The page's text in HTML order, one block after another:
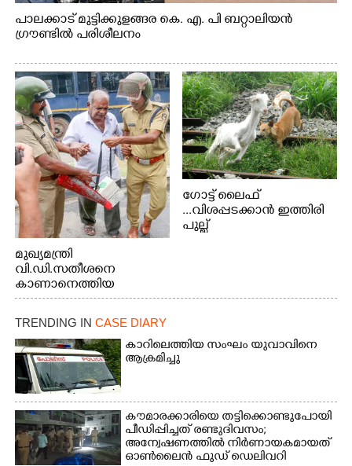
പാലക്കാട് മുട്ടിക്കുളങ്ങര കെ. എ. പി ബറ്റാലിയൻ
ഗ്രൗണ്ടിൽ പരിശീലനം
മുഖ്യമന്ത്രി
വി.ഡി.സതീശനെ
കാണാനെത്തിയ
മോഹനൻ നായർ
ഗോട്ട് ലൈഫ്
...വിശപ്പടക്കാൻ ഇത്തിരി
പുല്ല്
ജീവന് വേണ്ടിയായി ഓട്ടം.
നിന്നുള്ള കാഴ്ച
TRENDING IN CASE DIARY
കാറിലെത്തിയ സംഘം യുവാവിനെ
ആക്രമിച്ചു
കൗമാരക്കാരിയെ തട്ടിക്കൊണ്ടുപോയി
പീഡിപ്പിച്ചത് രണ്ടുദിവസം;
അന്വേഷണത്തിൽ നിർണായകമായത്
ഓൺലൈൻ ഫുഡ് ഡെലിവറി